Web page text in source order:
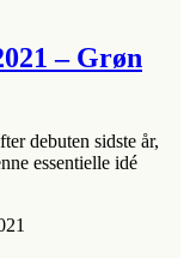
– Grøn
debuten sidste år,
essentielle idé